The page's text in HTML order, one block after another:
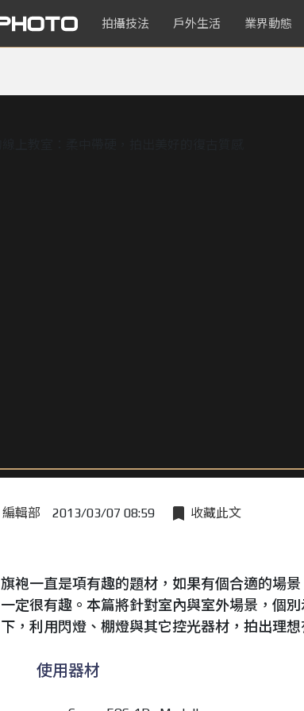
拍攝技法 戶外生活 業界動態
編輯部 2013/03/07 08:59 收藏此文
旗袍一直是項有趣的題材，如果有個合適的場
一定很有趣。本篇將針對室內與室外場景，個
下，利用閃燈、棚燈與其它控光器材，拍出理想
使用器材